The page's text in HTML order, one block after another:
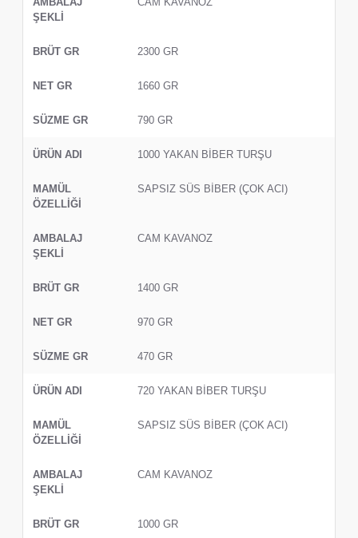
2300 GR
1660 GR
790 GR
1000 YAKAN BİBER TURŞU
SAPSIZ SÜS BİBER (ÇOK ACI)
CAM KAVANOZ
1400 GR
970 GR
470 GR
720 YAKAN BİBER TURŞU
SAPSIZ SÜS BİBER (ÇOK ACI)
CAM KAVANOZ
1000 GR